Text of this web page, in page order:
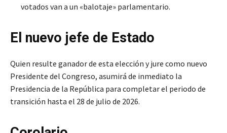
votados van a un «balotaje» parlamentario.
El nuevo jefe de Estado
Quien resulte ganador de esta elección y jure como nuevo
Presidente del Congreso, asumirá de inmediato la
Presidencia de la República para completar el periodo de
transición hasta el 28 de julio de 2026.